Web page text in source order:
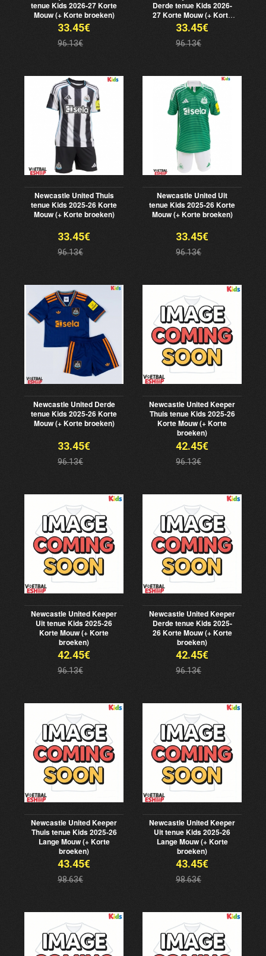
tenue Kids 2026-27 Korte
Mouw (+ Korte broeken)
33.45€
96.13€
Derde tenue Kids 2026-
27 Korte Mouw (+ Korte
broeken)
33.45€
96.13€
Newcastle United Thuis
tenue Kids 2025-26 Korte
Mouw (+ Korte broeken)
33.45€
96.13€
Newcastle United Uit
tenue Kids 2025-26 Korte
Mouw (+ Korte broeken)
33.45€
96.13€
Newcastle United Derde
tenue Kids 2025-26 Korte
Mouw (+ Korte broeken)
33.45€
96.13€
Newcastle United Keeper
Thuis tenue Kids 2025-26
Korte Mouw (+ Korte
broeken)
42.45€
96.13€
Newcastle United Keeper
Uit tenue Kids 2025-26
Korte Mouw (+ Korte
broeken)
42.45€
96.13€
Newcastle United Keeper
Derde tenue Kids 2025-
26 Korte Mouw (+ Korte
broeken)
42.45€
96.13€
Newcastle United Keeper
Thuis tenue Kids 2025-26
Lange Mouw (+ Korte
broeken)
43.45€
98.63€
Newcastle United Keeper
Uit tenue Kids 2025-26
Lange Mouw (+ Korte
broeken)
43.45€
98.63€